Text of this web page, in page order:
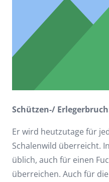
Schützen-/
Er wird heutzutage für
Schalenwild überreicht.
üblich, auch für einen
überreichen. Auch für